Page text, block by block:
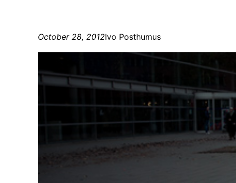
October 28, 2012Ivo Posthumus